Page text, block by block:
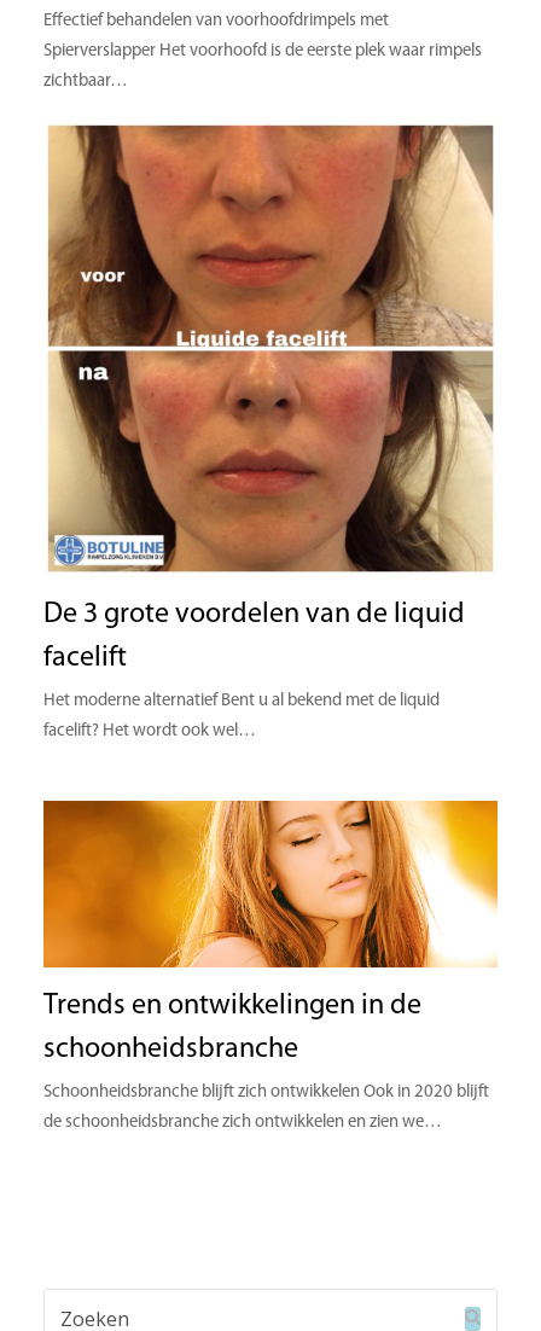
Effectief behandelen van voorhoofdrimpels met
Spierverslapper Het voorhoofd is de eerste plek waar rimpels
zichtbaar…
De 3 grote voordelen van de liquid
facelift
Het moderne alternatief Bent u al bekend met de liquid
facelift? Het wordt ook wel…
Trends en ontwikkelingen in de
schoonheidsbranche
Schoonheidsbranche blijft zich ontwikkelen Ook in 2020 blijft
de schoonheidsbranche zich ontwikkelen en zien we…